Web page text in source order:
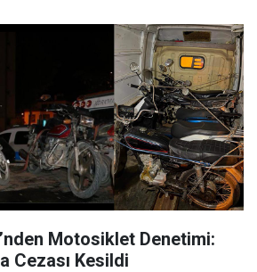
Motosiklet Denetimi:
Cezası Kesildi